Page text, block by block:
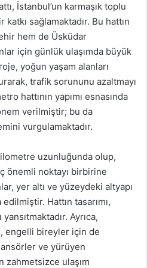
İstanbul’un karmaşık toplu
sağlamaktadır. Bu hattın
hem de Üsküdar
için günlük ulaşımda büyük
yoğun yaşam alanları
trafik sorununu azaltmayı
hattının yapımı esnasında
verilmiştir; bu da
vurgulamaktadır.
uzunluğunda olup,
önemli noktayı birbirine
yer altı ve yüzeydeki altyapı
Hattın tasarımı,
Ayrıca,
engelli bireyler için de
ve yürüyen
zahmetsizce ulaşım